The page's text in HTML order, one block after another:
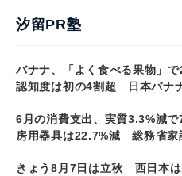
汐留PR塾
バナナ、「よく食べる果物」
認知度は初の4割超 日本バナ
6月の消費支出、実質3.3%減
房用器具は22.7%減 総務省家
きょう8月7日は立秋 西日本